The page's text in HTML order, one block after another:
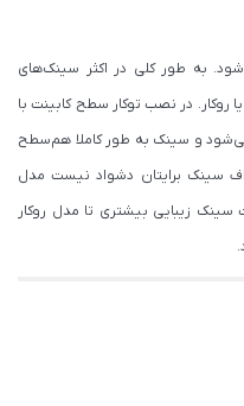
به طور کلی در اکثر سینک‌های
روکار. در نصب توکار سطح کابینت با
و سینک به طور کاملا هم‌سطح
سینک برایتان دشواد نیست مدل
سینک زیبایی بیشتری تا مدل روکار